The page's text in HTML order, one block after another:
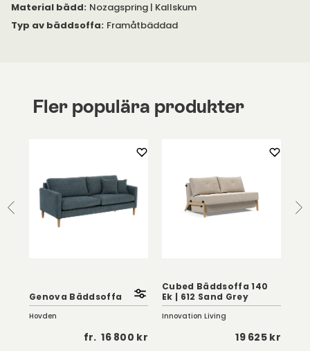
Material bädd: Nozagspring | Kallskum
Typ av bäddsoffa: Framåtbäddad
Fler populära produkter
Genova Bäddsoffa
Hovden
fr. 16 800 kr
Cubed Bäddsoffa 140
Ek | 612 Sand Grey
Innovation Living
19 625 kr